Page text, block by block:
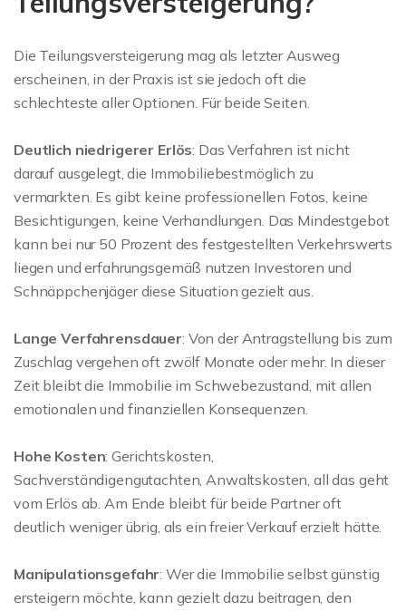
Die Teilungsversteigerung mag als letzter Ausweg
erscheinen, in der Praxis ist sie jedoch oft die
schlechteste aller Optionen. Für beide Seiten.
Deutlich niedrigerer Erlös: Das Verfahren ist nicht
darauf ausgelegt, die Immobiliebestmöglich zu
vermarkten. Es gibt keine professionellen Fotos, keine
Besichtigungen, keine Verhandlungen. Das Mindestgebot
kann bei nur 50 Prozent des festgestellten Verkehrswerts
liegen und erfahrungsgemäß nutzen Investoren und
Schnäppchenjäger diese Situation gezielt aus.
Lange Verfahrensdauer: Von der Antragstellung bis zum
Zuschlag vergehen oft zwölf Monate oder mehr. In dieser
Zeit bleibt die Immobilie im Schwebezustand, mit allen
emotionalen und finanziellen Konsequenzen.
Hohe Kosten: Gerichtskosten,
Sachverständigengutachten, Anwaltskosten, all das geht
vom Erlös ab. Am Ende bleibt für beide Partner oft
deutlich weniger übrig, als ein freier Verkauf erzielt hätte.
Manipulationsgefahr: Wer die Immobilie selbst günstig
ersteigern möchte, kann gezielt dazu beitragen, den